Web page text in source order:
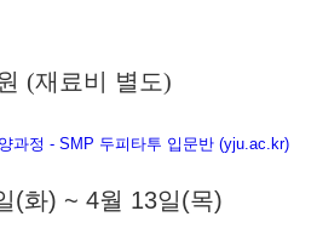
(재료비 별도)
과정 - SMP 두피타투 입문반 (yju.ac.kr)
(화) ~ 4월 13일(목)